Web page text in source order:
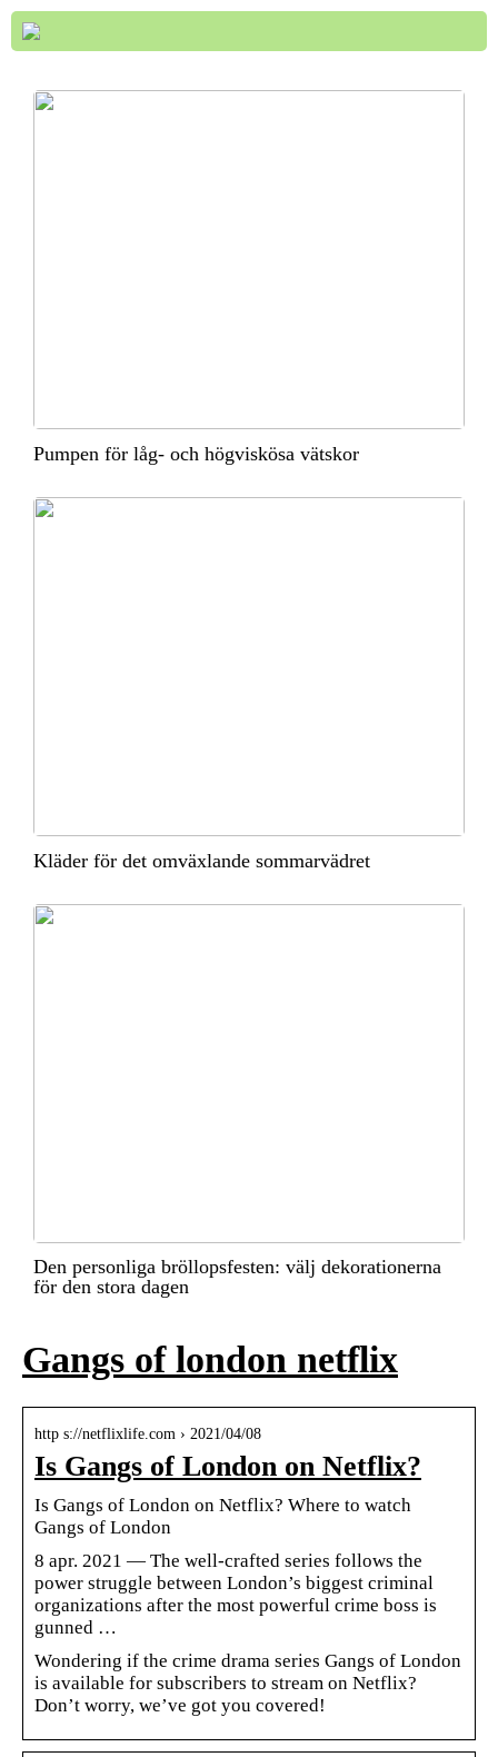
Pumpen för låg- och högviskösa vätskor
Kläder för det omväxlande sommarvädret
Den personliga bröllopsfesten: välj dekorationerna
för den stora dagen
Gangs of london netflix
http s://netflixlife.com › 2021/04/08
Is Gangs of London on Netflix?
Is Gangs of London on Netflix? Where to watch
Gangs of London
8 apr. 2021 — The well-crafted series follows the
power struggle between London’s biggest criminal
organizations after the most powerful crime boss is
gunned …
Wondering if the crime drama series Gangs of London
is available for subscribers to stream on Netflix?
Don’t worry, we’ve got you covered!